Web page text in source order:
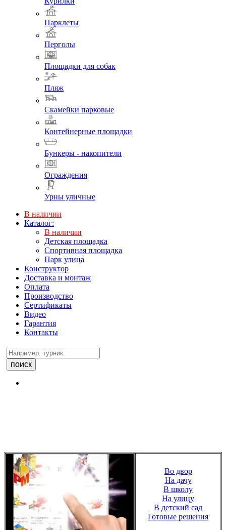
Парклеты
Перголы
Площадки для собак
Пляж
Скамейки парковые
Контейнерные площадки
Бункеры - накопители
Ограждения
Урны уличные
В наличии
Каталог:
В наличии
Детская площадка
Спортивная площадка
Парк улица
Конструктор
Доставка и монтаж
Оплата
Производство
Сертификаты
Видео
Гарантия
Контакты
поиск
Во двор
На дачу
В школу
На улицу
В детский сад
Готовые решения